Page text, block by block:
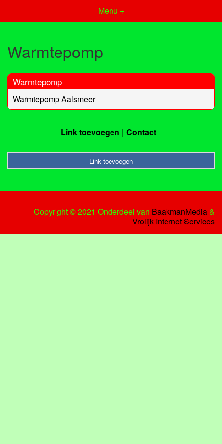
Menu +
Warmtepomp
Warmtepomp
Warmtepomp Aalsmeer
Link toevoegen Contact
Link toevoegen
Copyright © 2021 Onderdeel van BaakmanMedia&
Vrolijk Internet Services